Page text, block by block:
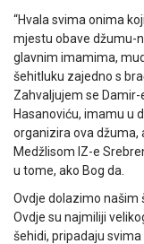
“Hvala svima onima
mjestu obave džumu-
glavnim imamima,
šehitluku zajedno s
Zahvaljujem se
Hasanoviću, imamu u
organizira ova džuma,
Medžlisom IZ-e
u tome, ako Bog da.
Ovdje dolazimo našim
Ovdje su najmiliji
šehidi, pripadaju svima